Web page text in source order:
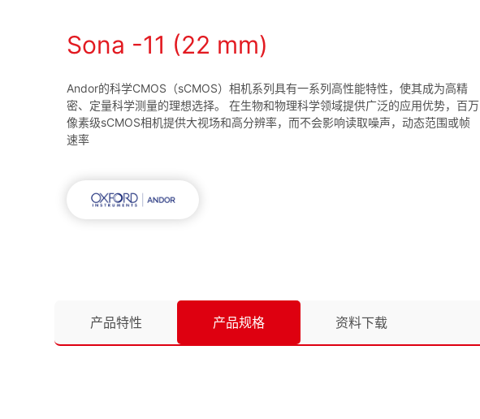
Sona -11 (22 mm)
Andor的科学CMOS（sCMOS）相机系列具有一系列高性能特性，使其成为高精
密、定量科学测量的理想选择。 在生物和物理科学领域提供广泛的应用优势，百万
像素级sCMOS相机提供大视场和高分辨率，而不会影响读取噪声，动态范围或帧
速率
产品特性 产品规格 资料下载